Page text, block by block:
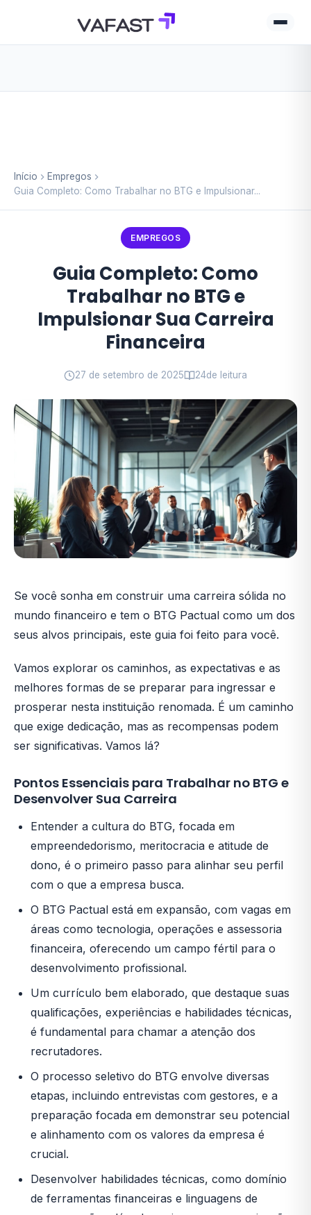
Início
Empregos
Guia Completo: Como Trabalhar no BTG e Impulsionar...
EMPREGOS
Guia Completo: Como
Trabalhar no BTG e
Impulsionar Sua Carreira
Financeira
27 de setembro de 2025 24de leitura
Se você sonha em construir uma carreira sólida no
mundo financeiro e tem o BTG Pactual como um dos
seus alvos principais, este guia foi feito para você.
Vamos explorar os caminhos, as expectativas e as
melhores formas de se preparar para ingressar e
prosperar nesta instituição renomada. É um caminho
que exige dedicação, mas as recompensas podem
ser significativas. Vamos lá?
Pontos Essenciais para Trabalhar no BTG e
Desenvolver Sua Carreira
Entender a cultura do BTG, focada em
empreendedorismo, meritocracia e atitude de
dono, é o primeiro passo para alinhar seu perfil
com o que a empresa busca.
O BTG Pactual está em expansão, com vagas em
áreas como tecnologia, operações e assessoria
financeira, oferecendo um campo fértil para o
desenvolvimento profissional.
Um currículo bem elaborado, que destaque suas
qualificações, experiências e habilidades técnicas,
é fundamental para chamar a atenção dos
recrutadores.
O processo seletivo do BTG envolve diversas
etapas, incluindo entrevistas com gestores, e a
preparação focada em demonstrar seu potencial
e alinhamento com os valores da empresa é
crucial.
Desenvolver habilidades técnicas, como domínio
de ferramentas financeiras e linguagens de